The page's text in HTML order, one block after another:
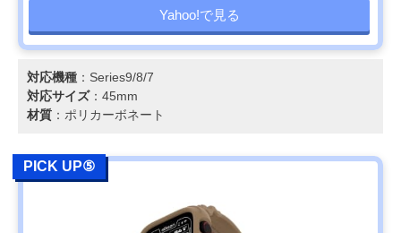
Yahoo!で見る
対応機種 ：Series9/8/7
対応サイズ：45mm
材質 ：ポリカーボネート
PICK UP⑤